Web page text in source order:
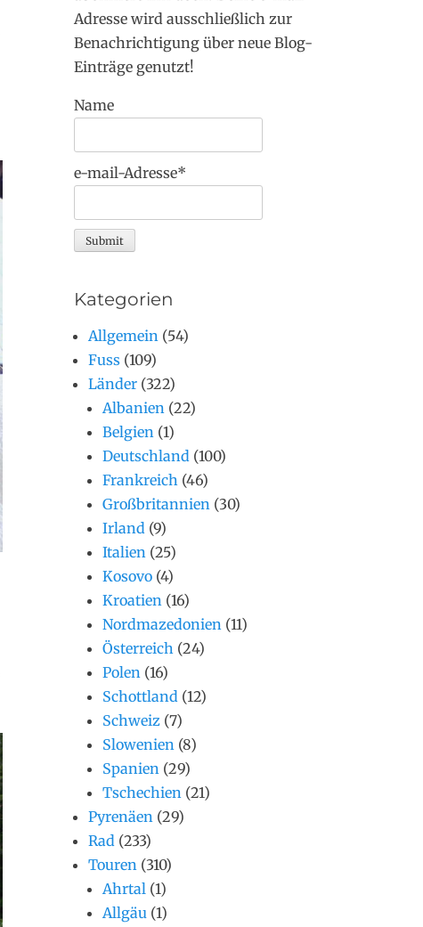
Adresse wird ausschließlich zur
Benachrichtigung über neue Blog-
Einträge genutzt!
Name
e-mail-Adresse*
Kategorien
Allgemein (54)
Fuss (109)
Länder (322)
Albanien (22)
Belgien (1)
Deutschland (100)
Frankreich (46)
Großbritannien (30)
Irland (9)
Italien (25)
Kosovo (4)
Kroatien (16)
Nordmazedonien (11)
Österreich (24)
Polen (16)
Schottland (12)
Schweiz (7)
Slowenien (8)
Spanien (29)
Tschechien (21)
Pyrenäen (29)
Rad (233)
Touren (310)
Ahrtal (1)
Allgäu (1)